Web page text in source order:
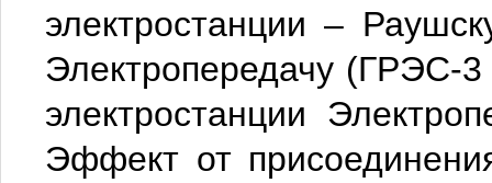
электростанции –
Электропередачу (ГРЭС-
электростанции
Эффект от